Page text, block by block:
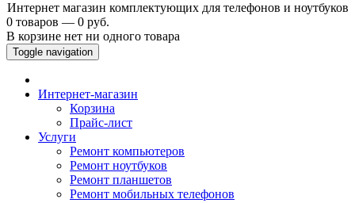
Интернет магазин комплектующих для телефонов и ноутбуков
0 товаров — 0 руб.
В корзине нет ни одного товара
Toggle navigation
Интернет-магазин
Корзина
Прайс-лист
Услуги
Ремонт компьютеров
Ремонт ноутбуков
Ремонт планшетов
Ремонт мобильных телефонов